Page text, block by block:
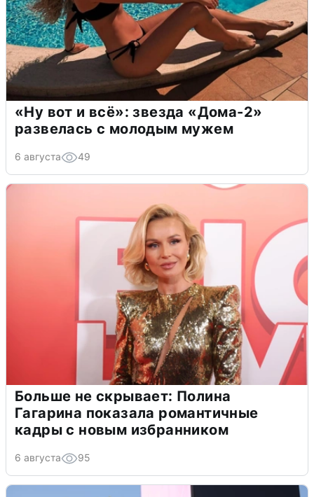
«Ну вот и всё»: звезда «Дома-2»
развелась с молодым мужем
6 августа 49
Больше не скрывает: Полина
Гагарина показала романтичные
кадры с новым избранником
6 августа 95